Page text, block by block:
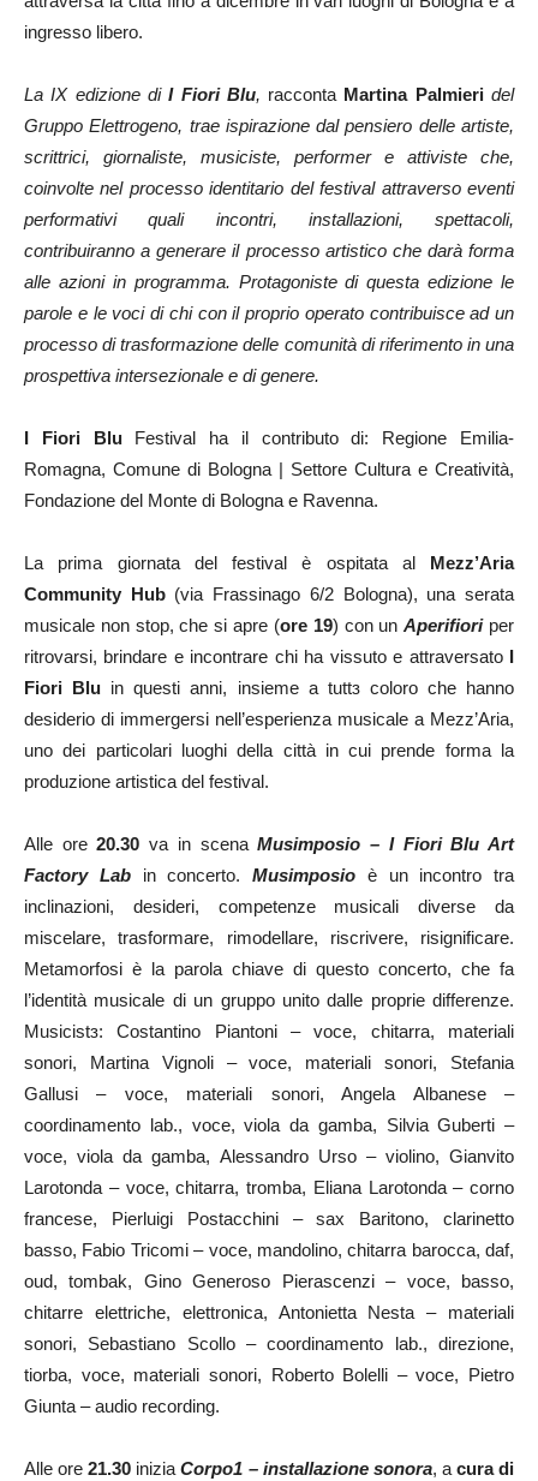
ingresso libero.
La IX edizione diI Fiori Blu, racconta Martina Palmieri del
Gruppo Elettrogeno, trae ispirazione dal pensiero delle artiste,
scrittrici, giornaliste, musiciste, performer e attiviste che,
coinvolte nel processo identitario del festival attraverso eventi
performativi quali incontri, installazioni, spettacoli,
contribuiranno a generare il processo artistico che darà forma
alle azioni in programma. Protagoniste di questa edizione le
parole e le voci di chi con il proprio operato contribuisce ad un
processo di trasformazione delle comunità di riferimento in una
prospettiva intersezionale e di genere.
I Fiori BluFestival ha il contributo di: Regione Emilia-
Romagna, Comune di Bologna | Settore Cultura e Creatività,
Fondazione del Monte di Bologna e Ravenna.
La prima giornata del festival è ospitata al Mezz’Aria
Community Hub (via Frassinago 6/2 Bologna), una serata
musicale non stop, che si apre (ore 19) con unAperifioriper
ritrovarsi, brindare e incontrare chi ha vissuto e attraversato I
Fiori Blu in questi anni, insieme a tuttɜ coloro che hanno
desiderio di immergersi nell’esperienza musicale a Mezz’Aria,
uno dei particolari luoghi della città in cui prende forma la
produzione artistica del festival.
Alle ore20.30 va in scenaMusimposio – I Fiori Blu Art
Factory Labin concerto. Musimposio è un incontro tra
inclinazioni, desideri, competenze musicali diverse da
miscelare, trasformare, rimodellare, riscrivere, risignificare.
Metamorfosi è la parola chiave di questo concerto, che fa
l’identità musicale di un gruppo unito dalle proprie differenze.
Musicistɜ: Costantino Piantoni – voce, chitarra, materiali
sonori, Martina Vignoli – voce, materiali sonori, Stefania
Gallusi – voce, materiali sonori, Angela Albanese –
coordinamento lab., voce, viola da gamba, Silvia Guberti –
voce, viola da gamba, Alessandro Urso – violino, Gianvito
Larotonda – voce, chitarra, tromba, Eliana Larotonda – corno
francese, Pierluigi Postacchini – sax Baritono, clarinetto
basso, Fabio Tricomi – voce, mandolino, chitarra barocca, daf,
oud, tombak, Gino Generoso Pierascenzi – voce, basso,
chitarre elettriche, elettronica, Antonietta Nesta – materiali
sonori, Sebastiano Scollo – coordinamento lab., direzione,
tiorba, voce, materiali sonori, Roberto Bolelli – voce, Pietro
Giunta – audio recording.
Alle ore21.30 iniziaCorpo1 – installazione sonora, a cura di